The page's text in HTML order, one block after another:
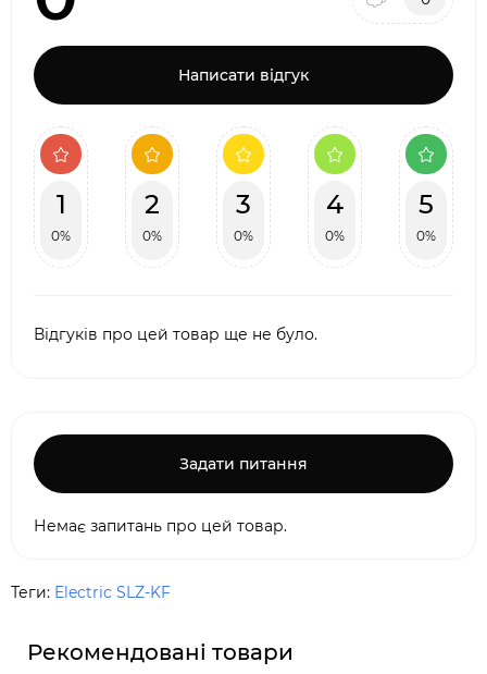
Написати відгук
1
0%
2
0%
3
0%
4
0%
5
0%
Відгуків про цей товар ще не було.
Задати питання
Немає запитань про цей товар.
Теги: Electric SLZ-KF
Рекомендовані товари